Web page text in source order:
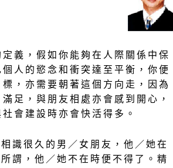
義，假如你能夠在人際關係中保
人的慾念和衝突達至平衡，你便
，亦需要朝著這個方向走，因為
足，與朋友相處亦會感到開心，
會建設時亦會快活得多。
識很久的男／女朋友，他／她在
謂，他／她不在時便不得了。精